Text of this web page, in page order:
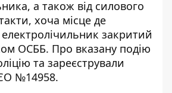
а також від силового
хоча місце де
закритий
ОСББ. Про вказану подію
та зареєстрували
№14958.